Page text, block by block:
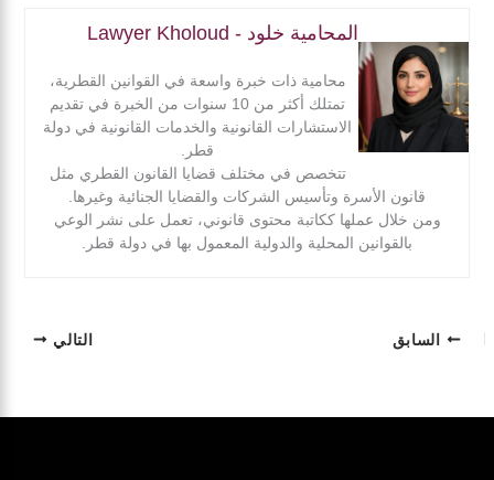
المحامية خلود - Lawyer Kholoud
محامية ذات خبرة واسعة في القوانين القطرية،
تمتلك أكثر من 10 سنوات من الخبرة في تقديم
الاستشارات القانونية والخدمات القانونية في دولة
قطر.
تتخصص في مختلف قضايا القانون القطري مثل
قانون الأسرة وتأسيس الشركات والقضايا الجنائية وغيرها.
ومن خلال عملها ككاتبة محتوى قانوني، تعمل على نشر الوعي
بالقوانين المحلية والدولية المعمول بها في دولة قطر.
السابق التالي